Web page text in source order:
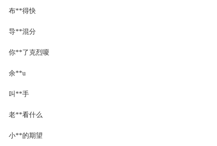
布**得快
导**混分
你**了克烈嗄
余**u
叫**手
老**看什么
小**的期望